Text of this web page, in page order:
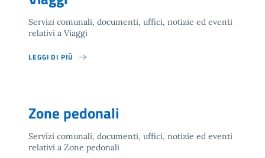
Servizi comunali, documenti, uffici, notizie ed eventi
relativi a Viaggi
LEGGI DI PIÙ
Zone pedonali
Servizi comunali, documenti, uffici, notizie ed eventi
relativi a Zone pedonali